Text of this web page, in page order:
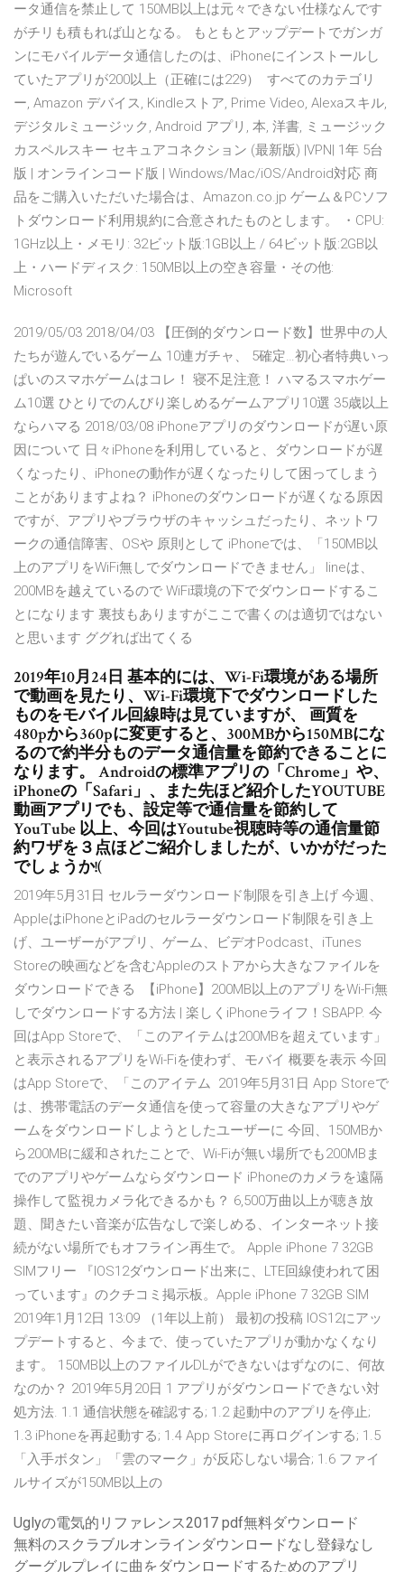
ータ通信を禁止して 150MB以上は元々できない仕様なんです
がチリも積もれば山となる。 もともとアップデートでガンガ
ンにモバイルデータ通信したのは、iPhoneにインストールし
ていたアプリが200以上（正確には229） すべてのカテゴリ
ー, Amazon デバイス, Kindleストア, Prime Video, Alexaスキル,
デジタルミュージック, Android アプリ, 本, 洋書, ミュージック
カスペルスキー セキュアコネクション (最新版) |VPN| 1年 5台
版 | オンラインコード版 | Windows/Mac/iOS/Android対応 商
品をご購入いただいた場合は、Amazon.co.jp ゲーム＆PCソフ
トダウンロード利用規約に合意されたものとします。 ・CPU:
1GHz以上・メモリ: 32ビット版:1GB以上 / 64ビット版:2GB以
上・ハードディスク: 150MB以上の空き容量・その他:
Microsoft
2019/05/03 2018/04/03 【圧倒的ダウンロード数】世界中の人
たちが遊んでいるゲーム 10連ガチャ、 5確定…初心者特典いっ
ぱいのスマホゲームはコレ！ 寝不足注意！ ハマるスマホゲー
ム10選 ひとりでのんびり楽しめるゲームアプリ10選 35歳以上
ならハマる 2018/03/08 iPhoneアプリのダウンロードが遅い原
因について 日々iPhoneを利用していると、ダウンロードが遅
くなったり、iPhoneの動作が遅くなったりして困ってしまう
ことがありますよね？ iPhoneのダウンロードが遅くなる原因
ですが、アプリやブラウザのキャッシュだったり、ネットワ
ークの通信障害、OSや 原則として iPhoneでは、「150MB以
上のアプリをWiFi無しでダウンロードできません」 lineは、
200MBを越えているので WiFi環境の下でダウンロードするこ
とになります 裏技もありますがここで書くのは適切ではない
と思います ググれば出てくる
2019年10月24日 基本的には、Wi-Fi環境がある場所
で動画を見たり、Wi-Fi環境下でダウンロードした
ものをモバイル回線時は見ていますが、 画質を
480pから360pに変更すると、300MBから150MBにな
るので約半分ものデータ通信量を節約できることに
なります。 Androidの標準アプリの「Chrome」や、
iPhoneの「Safari」、また先ほど紹介したYOUTUBE
動画アプリでも、設定等で通信量を節約して
YouTube 以上、今回はYoutube視聴時等の通信量節
約ワザを３点ほどご紹介しましたが、いかがだった
でしょうか!(
2019年5月31日 セルラーダウンロード制限を引き上げ 今週、
AppleはiPhoneとiPadのセルラーダウンロード制限を引き上
げ、ユーザーがアプリ、ゲーム、ビデオPodcast、iTunes
Storeの映画などを含むAppleのストアから大きなファイルを
ダウンロードできる 【iPhone】200MB以上のアプリをWi-Fi無
しでダウンロードする方法 | 楽しくiPhoneライフ！SBAPP. 今
回はApp Storeで、「このアイテムは200MBを超えています」
と表示されるアプリをWi-Fiを使わず、モバイ 概要を表示 今回
はApp Storeで、「このアイテム 2019年5月31日 App Storeで
は、携帯電話のデータ通信を使って容量の大きなアプリやゲ
ームをダウンロードしようとしたユーザーに 今回、150MBか
ら200MBに緩和されたことで、Wi-Fiが無い場所でも200MBま
でのアプリやゲームならダウンロード iPhoneのカメラを遠隔
操作して監視カメラ化できるかも？ 6,500万曲以上が聴き放
題、聞きたい音楽が広告なしで楽しめる、インターネット接
続がない場所でもオフライン再生で。 Apple iPhone 7 32GB
SIMフリー 『IOS12ダウンロード出来に、LTE回線使われて困
っています』のクチコミ掲示板。Apple iPhone 7 32GB SIM
2019年1月12日 13:09 （1年以上前） 最初の投稿 IOS12にアッ
プデートすると、今まで、使っていたアプリが動かなくなり
ます。 150MB以上のファイルDLができないはずなのに、何故
なのか？ 2019年5月20日 1 アプリがダウンロードできない対
処方法. 1.1 通信状態を確認する; 1.2 起動中のアプリを停止;
1.3 iPhoneを再起動する; 1.4 App Storeに再ログインする; 1.5
「入手ボタン」「雲のマーク」が反応しない場合; 1.6 ファイ
ルサイズが150MB以上の
Uglyの電気的リファレンス2017 pdf無料ダウンロード
無料のスクラブルオンラインダウンロードなし登録なし
グーグルプレイに曲をダウンロードするためのアプリ